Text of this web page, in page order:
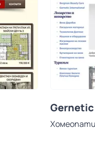
Gernetic